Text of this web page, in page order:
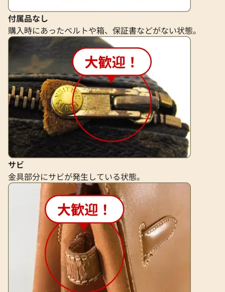
付属品なし
購入時にあったベルトや箱、保証書などがない状態。
サビ
金具部分にサビが発生している状態。